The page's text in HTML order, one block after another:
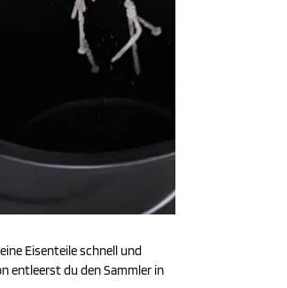
Eisenteile schnell und
entleerst du den Sammler in